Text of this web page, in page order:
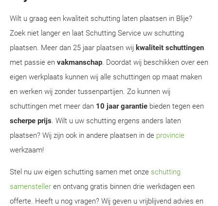
Wilt u graag een kwaliteit schutting laten plaatsen in Blije?
Zoek niet langer en laat Schutting Service uw schutting
plaatsen. Meer dan 25 jaar plaatsen wij kwaliteit schuttingen
met passie en vakmanschap. Doordat wij beschikken over een
eigen werkplaats kunnen wij alle schuttingen op maat maken
en werken wij zonder tussenpartijen. Zo kunnen wij
schuttingen met meer dan 10 jaar garantie bieden tegen een
scherpe prijs. Wilt u uw schutting ergens anders laten
plaatsen? Wij zijn ook in andere plaatsen in de provincie
werkzaam!
Stel nu uw eigen schutting samen met onze schutting
samensteller en ontvang gratis binnen drie werkdagen een
offerte. Heeft u nog vragen? Wij geven u vrijblijvend advies en